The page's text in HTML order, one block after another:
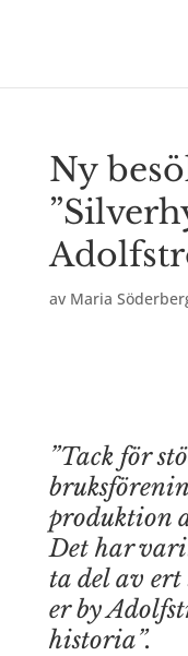
Ny
av Maria
”Tack för
produktion
Det har
ta del av ert
er by
historia”.